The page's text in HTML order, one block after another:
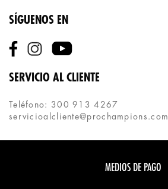
SÍGUENOS EN
SERVICIO AL CLIENTE
Teléfono: 300 913 4267
servicioalcliente@prochampions.com
MEDIOS DE PAGO